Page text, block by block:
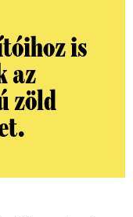
is
az
zöld